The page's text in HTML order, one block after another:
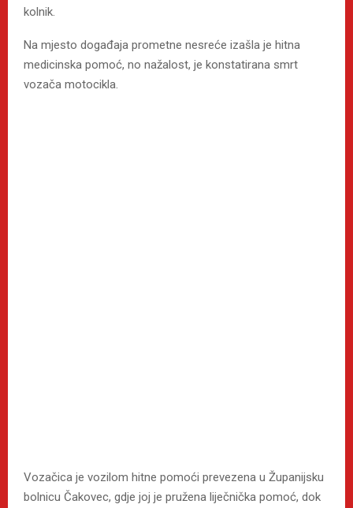
kolnik.
Na mjesto događaja prometne nesreće izašla je hitna
medicinska pomoć, no nažalost, je konstatirana smrt
vozača motocikla.
Vozačica je vozilom hitne pomoći prevezena u Županijsku
bolnicu Čakovec, gdje joj je pružena liječnička pomoć, dok